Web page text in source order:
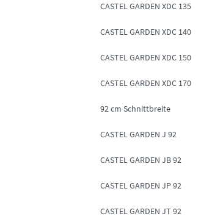
CASTEL GARDEN XDC 135
CASTEL GARDEN XDC 140
CASTEL GARDEN XDC 150
CASTEL GARDEN XDC 170
92 cm Schnittbreite
CASTEL GARDEN J 92
CASTEL GARDEN JB 92
CASTEL GARDEN JP 92
CASTEL GARDEN JT 92